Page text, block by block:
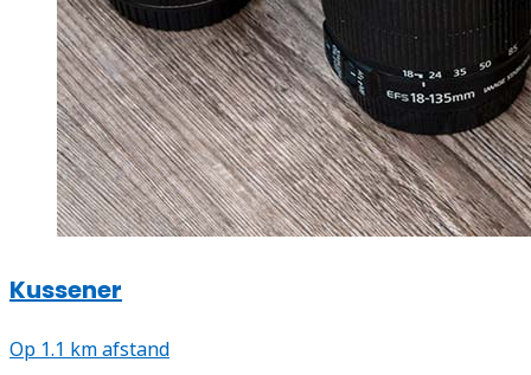
Kussener
Op 1.1 km afstand